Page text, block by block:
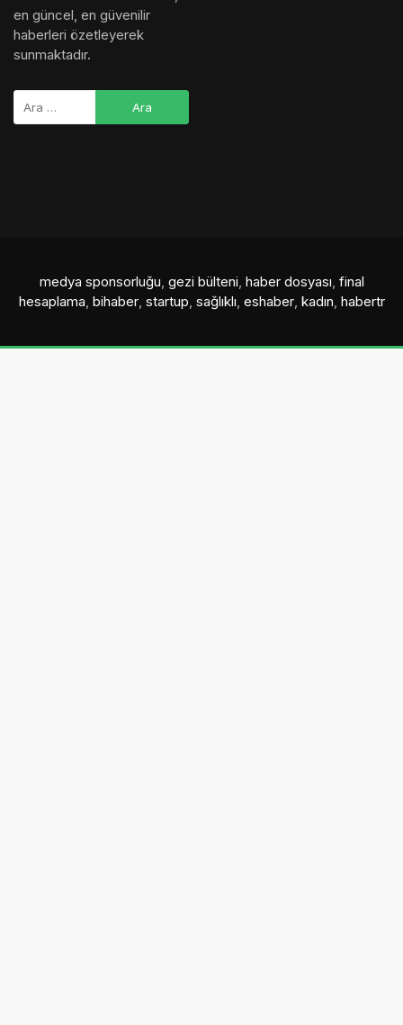
en güncel, en güvenilir
haberleri özetleyerek
sunmaktadır.
medya sponsorluğu, gezi bülteni, haber dosyası, final
hesaplama, bihaber, startup, sağlıklı, eshaber, kadın, habertr